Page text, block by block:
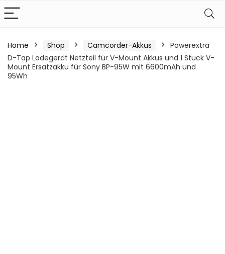
Home Shop Camcorder-Akkus
Powerextra
D-Tap Ladegerät Netzteil für V-Mount Akkus und 1 Stück V-
Mount Ersatzakku für Sony BP-95W mit 6600mAh und
95Wh